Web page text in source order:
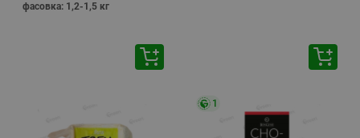
фасовка: 1,2-1,5 кг
1